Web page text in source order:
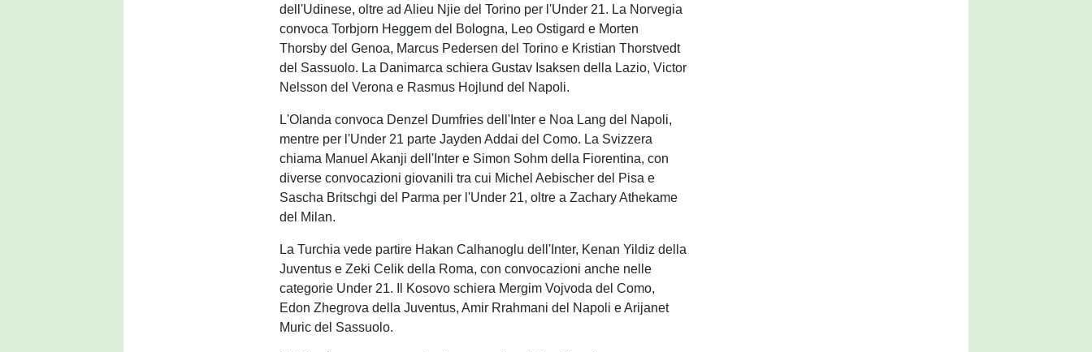
dell'Udinese, oltre ad Alieu Njie del Torino per l'Under 21. La Norvegia
convoca Torbjorn Heggem del Bologna, Leo Ostigard e Morten
Thorsby del Genoa, Marcus Pedersen del Torino e Kristian Thorstvedt
del Sassuolo. La Danimarca schiera Gustav Isaksen della Lazio, Victor
Nelsson del Verona e Rasmus Hojlund del Napoli.
L'Olanda convoca Denzel Dumfries dell'Inter e Noa Lang del Napoli,
mentre per l'Under 21 parte Jayden Addai del Como. La Svizzera
chiama Manuel Akanji dell'Inter e Simon Sohm della Fiorentina, con
diverse convocazioni giovanili tra cui Michel Aebischer del Pisa e
Sascha Britschgi del Parma per l'Under 21, oltre a Zachary Athekame
del Milan.
La Turchia vede partire Hakan Calhanoglu dell'Inter, Kenan Yildiz della
Juventus e Zeki Celik della Roma, con convocazioni anche nelle
categorie Under 21. Il Kosovo schiera Mergim Vojvoda del Como,
Edon Zhegrova della Juventus, Amir Rrahmani del Napoli e Arijanet
Muric del Sassuolo.